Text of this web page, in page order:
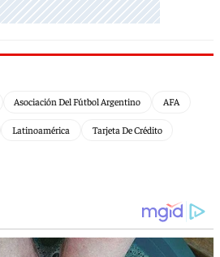
Asociación Del Fútbol Argentino AFA
Latinoamérica Tarjeta De Crédito